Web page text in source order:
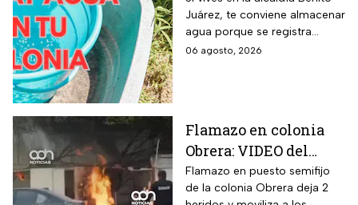
colonias afectadas
hasta el viernes
Juárez, te conviene almacenar
agua porque se registra
suspensión del suministro por
06 agosto, 2026
Flamazo en colonia
Obrera: VIDEO del
siniestro en puesto
semifijo que dejó
Flamazo en puesto semifijo
de la colonia Obrera deja 2